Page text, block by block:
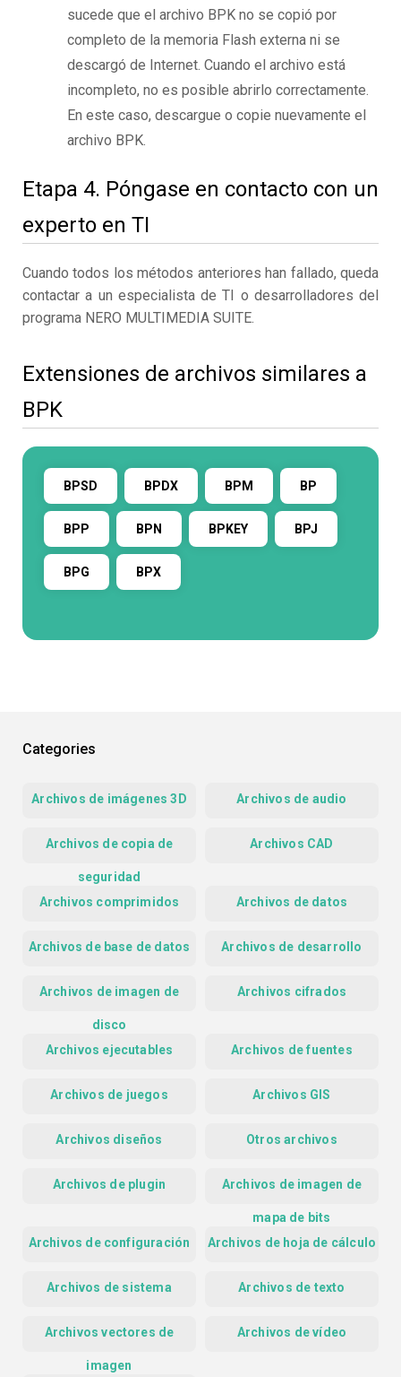
sucede que el archivo BPK no se copió por
completo de la memoria Flash externa ni se
descargó de Internet. Cuando el archivo está
incompleto, no es posible abrirlo correctamente.
En este caso, descargue o copie nuevamente el
archivo BPK.
Etapa 4. Póngase en contacto con un
experto en TI
Cuando todos los métodos anteriores han fallado, queda
contactar a un especialista de TI o desarrolladores del
programa NERO MULTIMEDIA SUITE.
Extensiones de archivos similares a
BPK
BPSD BPDX BPM BP
BPP BPN BPKEY BPJ
BPG BPX
Categories
Archivos de imágenes 3D Archivos de audio
Archivos de copia de
seguridad
Archivos CAD
Archivos comprimidos Archivos de datos
Archivos de base de datos Archivos de desarrollo
Archivos de imagen de
disco
Archivos cifrados
Archivos ejecutables Archivos de fuentes
Archivos de juegos Archivos GIS
Archivos diseños Otros archivos
Archivos de plugin Archivos de imagen de
mapa de bits
Archivos de configuración
Archivos de hoja de cálculo
Archivos de sistema Archivos de texto
Archivos vectores de
imagen
Archivos de vídeo